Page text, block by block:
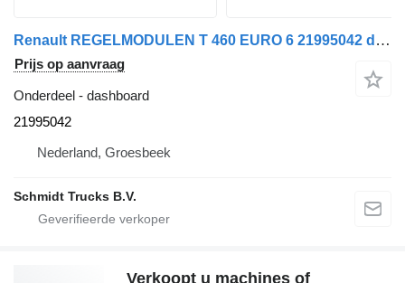
Renault REGELMODULEN T 460 EURO 6 21995042 dashboard voor vrachtwagen
Prijs op aanvraag
Onderdeel - dashboard
21995042
Nederland, Groesbeek
Schmidt Trucks B.V.
Verkoopt u machines of